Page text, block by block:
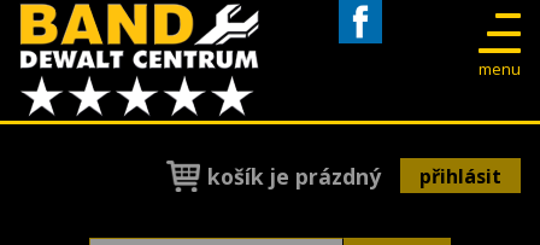
menu
košík je prázdný přihlásit